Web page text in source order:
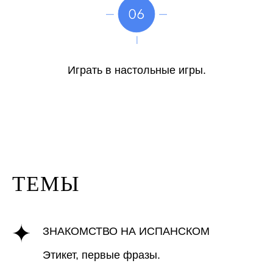
Играть в настольные игры.
ТЕМЫ
ЗНАКОМСТВО НА ИСПАНСКОМ
Этикет, первые фразы.